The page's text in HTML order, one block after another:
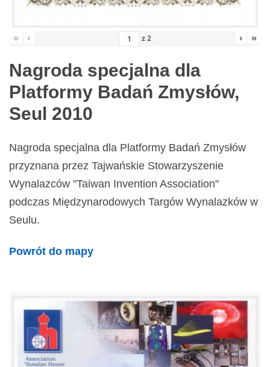
« ‹ z2 › »
Nagroda specjalna dla
Platformy Badań Zmysłów,
Seul 2010
Nagroda specjalna dla Platformy Badań Zmysłów
przyznana przez Tajwańskie Stowarzyszenie
Wynalazców "Taiwan Invention Association"
podczas Międzynarodowych Targów Wynalazków w
Seulu.
Powrót do mapy